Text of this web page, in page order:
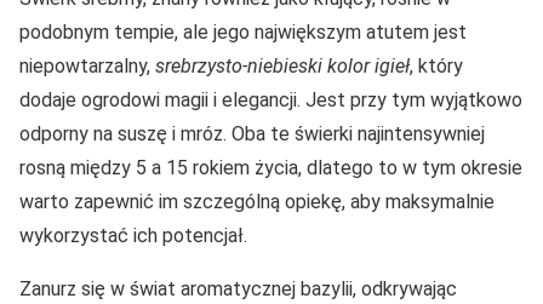
podobnym tempie, ale jego największym atutem jest
niepowtarzalny, srebrzysto-niebieski kolor igieł, który
dodaje ogrodowi magii i elegancji. Jest przy tym wyjątkowo
odporny na suszę i mróz. Oba te świerki najintensywniej
rosną między 5 a 15 rokiem życia, dlatego to w tym okresie
warto zapewnić im szczególną opiekę, aby maksymalnie
wykorzystać ich potencjał.
Zanurz się w świat aromatycznej bazylii, odkrywając